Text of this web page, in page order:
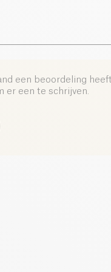
een beoordeling
er een te schrijven.